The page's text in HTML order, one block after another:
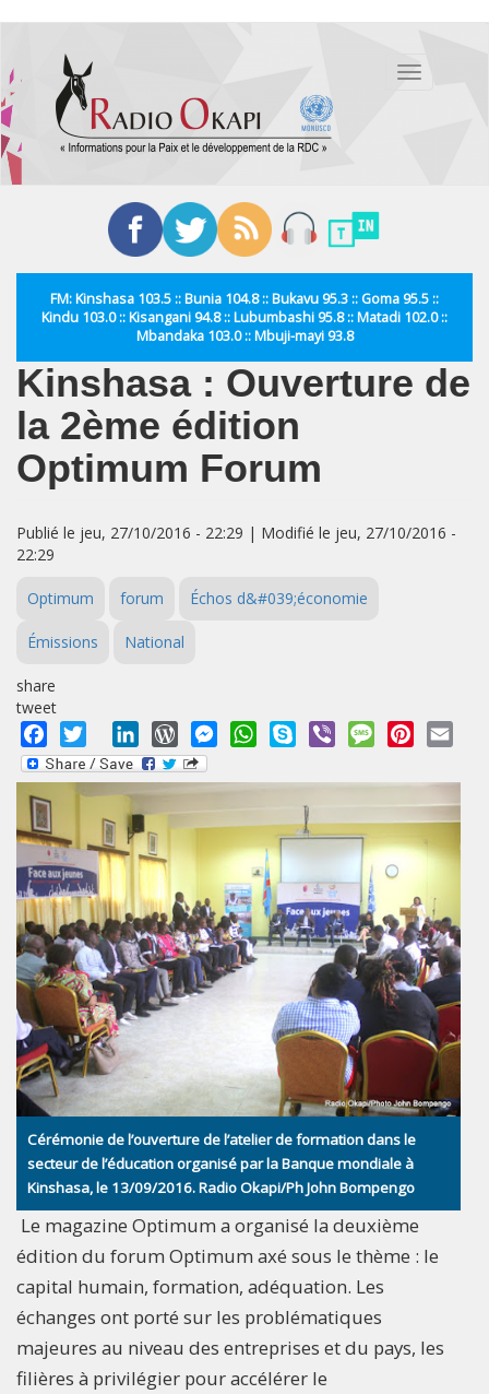
contenu
principal
Toggle
FM: Kinshasa 103.5 :: Bunia 104.8 :: Bukavu 95.3 :: Goma 95.5 ::
Kindu 103.0 :: Kisangani 94.8 :: Lubumbashi 95.8 :: Matadi 102.0 ::
Mbandaka 103.0 :: Mbuji-mayi 93.8
Kinshasa : Ouverture de
la 2ème édition
Optimum Forum
Publié le jeu, 27/10/2016 - 22:29 | Modifié le jeu, 27/10/2016 -
22:29
Optimum forum Échos d&#039;économie
Émissions National
share
tweet
Facebook
Twitter LinkedInWordPressMessengerWhatsApp
Skype Viber MessagePinterest
Cérémonie de l’ouverture de l’atelier de formation dans le
secteur de l’éducation organisé par la Banque mondiale à
Kinshasa, le 13/09/2016. Radio Okapi/Ph John Bompengo
Le magazine Optimum a organisé la deuxième
édition du forum Optimum axé sous le thème : le
capital humain, formation, adéquation. Les
échanges ont porté sur les problématiques
majeures au niveau des entreprises et du pays, les
filières à privilégier pour accélérer le